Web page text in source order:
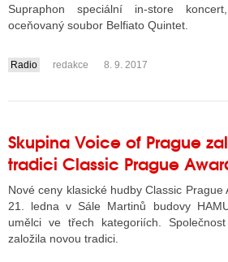
Supraphon speciální in-store
oceňovaný soubor Belfiato Quintet.
....
Radio redakce 8. 9. 2017
Skupina Voice of Prague
tradici Classic Prague
Nové ceny klasické hudby Classic
21. ledna v Sále Martinů budovy
umělci ve třech kategoriích.
založila novou tradici.